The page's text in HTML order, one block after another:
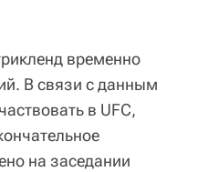
временно
В связи с данным
в UFC,
на заседании